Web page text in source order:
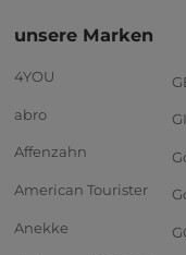
unsere Marken
4YOU
abro
Affenzahn
American Tourister
Anekke